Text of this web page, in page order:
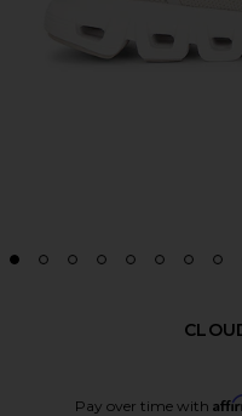
Pay over time with